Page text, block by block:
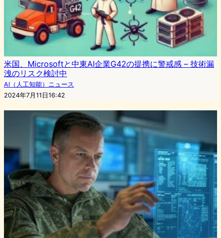
米国、Microsoftと中東AI企業G42の提携に警戒感 – 技術漏
洩のリスク検討中
AI（人工知能）ニュース
2024年7月11日16:42